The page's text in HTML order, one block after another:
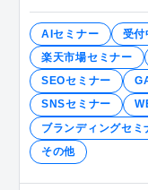
AIセミナー 受付
楽天市場セミナー
SEOセミナー
SNSセミナー
ブランディングセミ
その他